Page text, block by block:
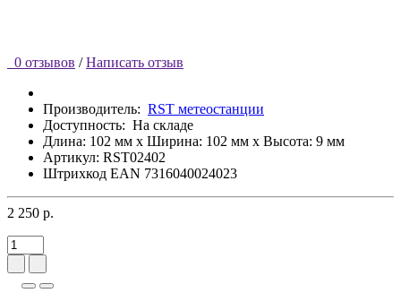
0 отзывов / Написать отзыв
Производитель: RST метеостанции
Доступность: На складе
Длина: 102 мм x Ширина: 102 мм x Высота: 9 мм
Артикул: RST02402
Штрихкод EAN 7316040024023
2 250 р.